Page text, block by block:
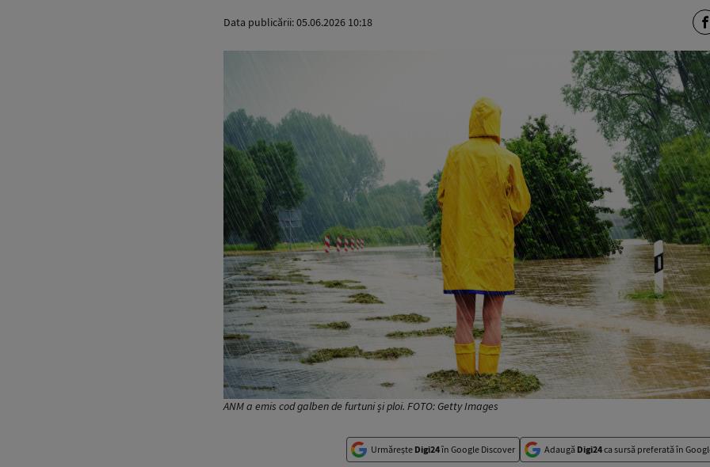
Data publicării:05.06.2026 10:18
ANM a emis cod galben de furtuni și ploi. FOTO: Getty Images
Urmărește Digi24în Google Discover Adaugă Digi24ca sursă preferată în